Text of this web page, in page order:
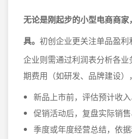
无论是刚起步的小型电商商
具。 初创企业更关注单品盈
企业则需通过利润表分析各
期费用（如研发、品牌建设）
新品上市前，评估预计收
促销活动后，复盘实际销
季度或年度经营总结，依